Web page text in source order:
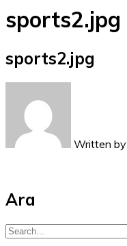
sports2.jpg
sports2.jpg
Written by
Ara